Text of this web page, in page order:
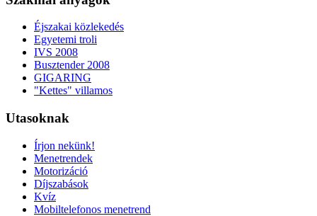
Éjszakai közlekedés
Egyetemi troli
IVS 2008
Busztender 2008
GIGARING
"Kettes" villamos
Utasoknak
Írjon nekünk!
Menetrendek
Motorizáció
Díjszabások
Kvíz
Mobiltelefonos menetrend